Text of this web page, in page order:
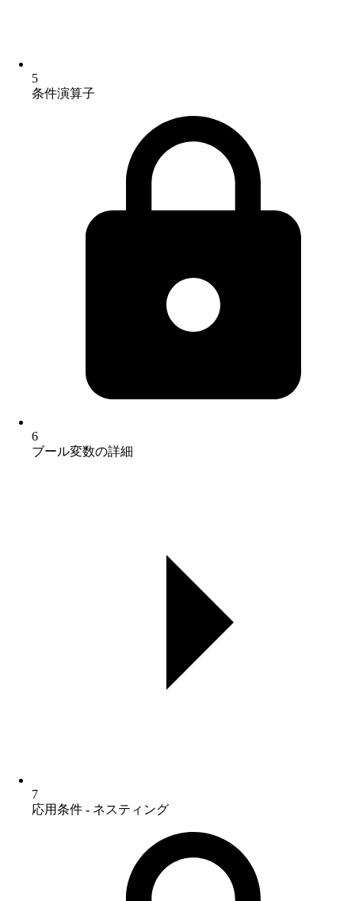
5
条件演算子
6
ブール変数の詳細
7
応用条件 - ネスティング